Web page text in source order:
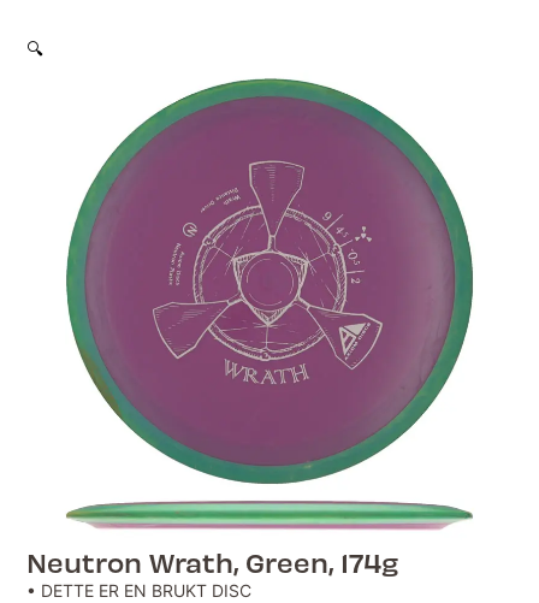
🔍
Neutron Wrath, Green, 174g
• DETTE ER EN BRUKT DISC